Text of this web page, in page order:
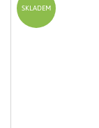
SKLADEM